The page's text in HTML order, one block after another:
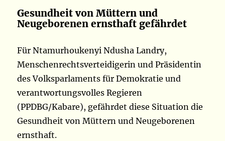
Gesundheit von Müttern und
Neugeborenen ernsthaft gefährdet
Für Ntamurhoukenyi Ndusha Landry,
Menschenrechtsverteidigerin und Präsidentin
des Volksparlaments für Demokratie und
verantwortungsvolles Regieren
(PPDBG/Kabare), gefährdet diese Situation die
Gesundheit von Müttern und Neugeborenen
ernsthaft.